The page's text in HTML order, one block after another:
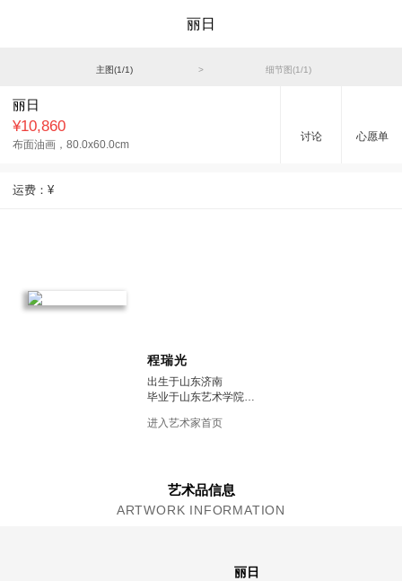
丽日
主图(1/1) > 细节图(1/1)
丽日
¥10,860
布面油画， 80.0x60.0cm
讨论 心愿单
运费： ¥
程瑞光
出生于山东济南
毕业于山东艺术学院
山东师范大学艺术硕士导师
山东美术家协会会员
进入艺术家首页
艺术品信息
ARTWORK INFORMATION
丽日